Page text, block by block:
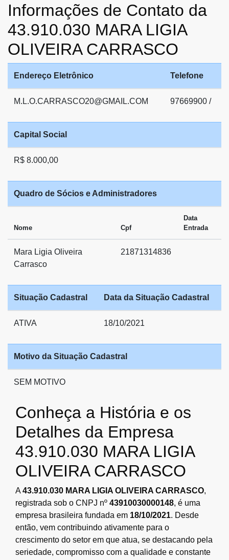
Informações de Contato da
43.910.030 MARA LIGIA
OLIVEIRA CARRASCO
Endereço Eletrônico Telefone
M.L.O.CARRASCO20@GMAIL.COM 97669900 /
Capital Social
R$ 8.000,00
Quadro de Sócios e Administradores
Nome Cpf
Data
Entrada
Mara Ligia Oliveira
Carrasco
21871314836
Situação Cadastral Data da Situação Cadastral
ATIVA 18/10/2021
Motivo da Situação Cadastral
SEM MOTIVO
Conheça a História e os
Detalhes da Empresa
43.910.030 MARA LIGIA
OLIVEIRA CARRASCO
A43.910.030 MARA LIGIA OLIVEIRA CARRASCO,
registrada sob o CNPJ nº 43910030000148, é uma
empresa brasileira fundada em 18/10/2021. Desde
então, vem contribuindo ativamente para o
crescimento do setor em que atua, se destacando pela
seriedade, compromisso com a qualidade e constante